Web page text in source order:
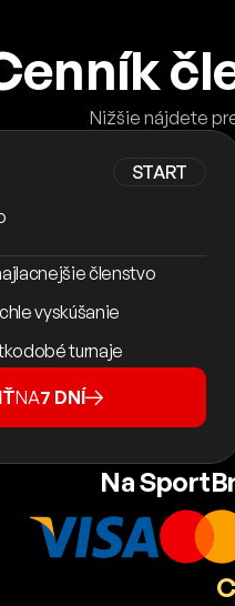
Nižšie nájdete
START
členstvo
vyskúšanie
turnaje
NA7 DNÍ
Na